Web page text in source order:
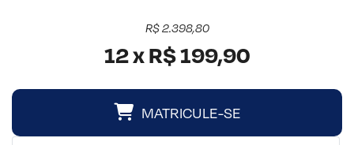
R$ 2.398,80
12 x R$ 199,90
MATRICULE-SE